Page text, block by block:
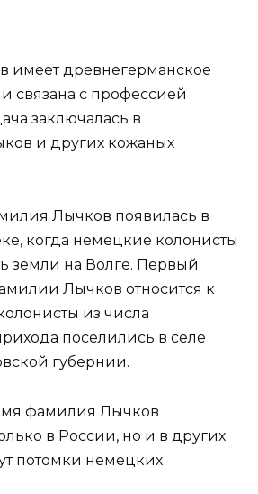
имеет древнегерманское
связана с профессией
заключалась в
и других кожаных
Лычков появилась в
когда немецкие колонисты
земли на Волге. Первый
Лычков относится к
из числа
поселились в селе
губернии.
фамилия Лычков
в России, но и в других
потомки немецких